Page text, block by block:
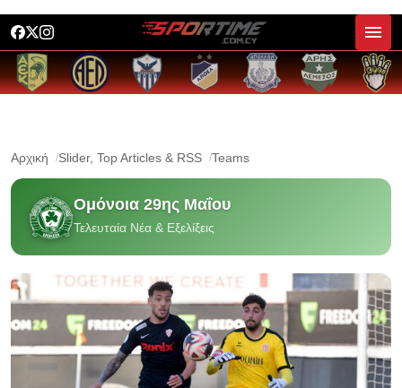
Αρχική Slider, Top Articles & RSS Teams
Ομόνοια 29ης Μαΐου
Τελευταία Νέα & Εξελίξεις